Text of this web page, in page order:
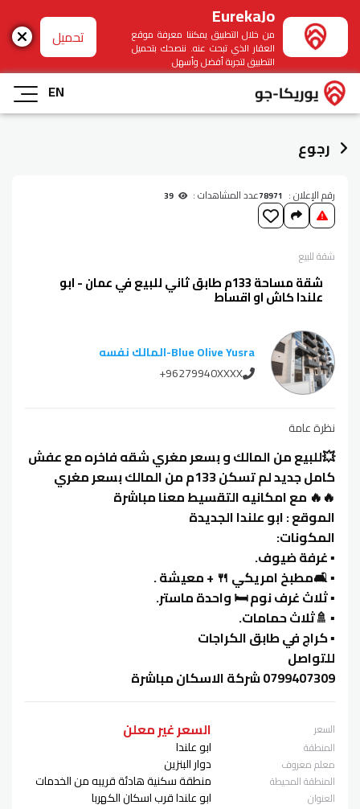
EurekaJo
من خلال التطبيق يمكننا معرفة موقع
العقار الذي تبحث عنه. ننصحك بتحميل
التطبيق لتجربة أفضل وأسهل
تحميل
EN
رجوع
رقم الإعلان : 78971عدد المشاهدات :
شقةللبيع
شقة مساحة 133م طابق ثاني للبيع في عمان - ابو
علندا كاش او اقساط
Blue Olive Yusra
-المالك نفسه
+96279940XXXX
نظرة عامة
💥للبيع من المالك و بسعر مغري شقه فاخره مع عفش
كامل جديد لم تسكن 133م من المالك بسعر مغري
🔥🔥 مع امكانيه التقسيط معنا مباشرة
الموقع : ابو علندا الجديدة
المكونات:
▪️ غرفة ضيوف.
▪️ 🛋مطبخ امريكي 🍴 + معيشة .
▪️ ثلاث غرف نوم 🛏 واحدة ماستر.
▪️ 🚿ثلاث حمامات.
▪️ كراج في طابق الكراجات
للتواصل
0799407309 شركة الاسكان مباشرة
السعر السعر غير معلن
المنطقة ابو علندا
معلم معروف دوار البنزين
المنطقة المحيطة منطقة سكنية هادئة قريبه من الخدمات
العنوان ابو علندا قرب اسكان الكهربا